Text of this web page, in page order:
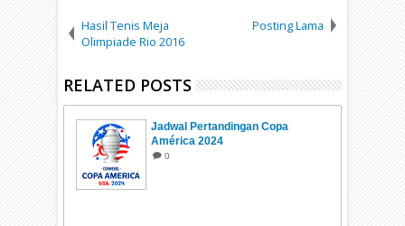
Hasil Tenis Meja
Olimpiade Rio 2016
Posting Lama
RELATED POSTS
Jadwal Pertandingan Copa
América 2024
0